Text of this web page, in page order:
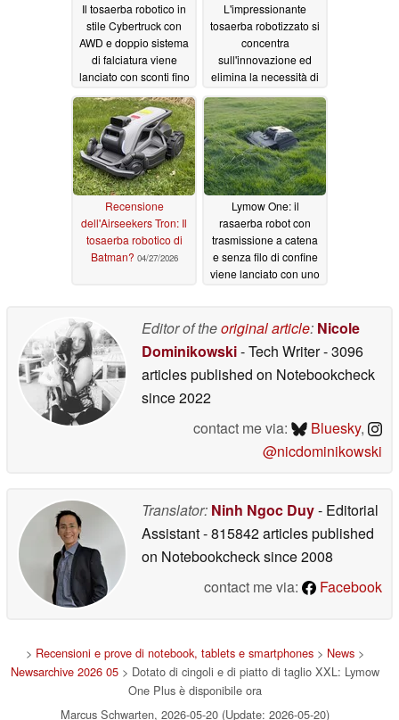
Il tosaerba robotico in
stile Cybertruck con
AWD e doppio sistema
di falciatura viene
lanciato con sconti fino
05/17/2026
L'impressionante
tosaerba robotizzato si
concentra
sull'innovazione ed
elimina la necessità di
04/27/2026
Recensione
dell'Airseekers Tron: Il
tosaerba robotico di
Batman? 04/27/2026
Lymow One: il
rasaerba robot con
trasmissione a catena
e senza filo di confine
viene lanciato con uno
Editor of theoriginal article: Nicole
Dominikowski- Tech Writer- 3096
articles published on Notebookcheck
since 2022
contact me via:
Bluesky,
@nicdominikowski
Translator: Ninh Ngoc Duy- Editorial
Assistant- 815842 articles published
on Notebookchecksince 2008
contact me via:
Facebook
> Recensioni e prove di notebook, tablets e smartphones > News >
Newsarchive 2026 05 > Dotato di cingoli e di piatto di taglio XXL: Lymow
One Plus è disponibile ora
Marcus Schwarten, 2026-05-20 (Update: 2026-05-20)